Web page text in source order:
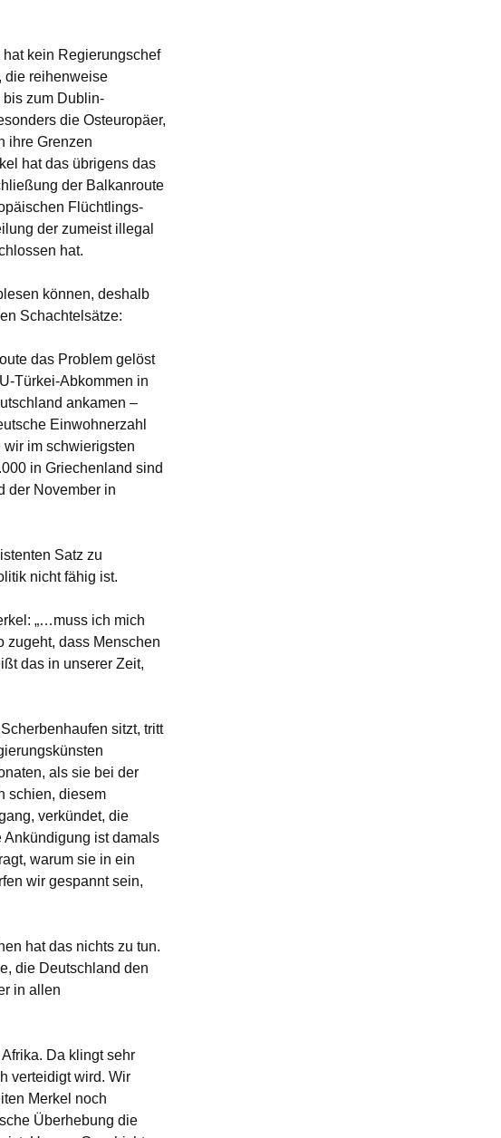
kein Regierungschef
die reihenweise
bis zum Dublin-
die Osteuropäer,
ihre Grenzen
hat das übrigens das
der Balkanroute
Flüchtlings-
der zumeist illegal
hat.
können, deshalb
Schachtelsätze:
das Problem gelöst
Türkei-Abkommen in
ankamen –
Einwohnerzahl
wir im schwierigsten
in Griechenland sind
der November in
Satz zu
nicht fähig ist.
„…muss ich mich
zugeht, dass Menschen
das in unserer Zeit,
sitzt, tritt
als sie bei der
schien, diesem
verkündet, die
ist damals
warum sie in ein
wir gespannt sein,
hat das nichts zu tun.
die Deutschland den
in allen
Da klingt sehr
verteidigt wird. Wir
Merkel noch
Überhebung die